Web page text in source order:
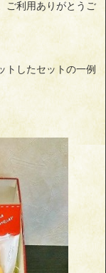
ご利用ありがとうご
トしたセットの一例